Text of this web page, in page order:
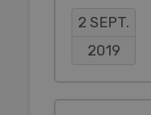
2 SEPT.
2019